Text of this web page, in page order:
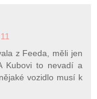
z Feeda, měli jen
Kubovi to nevadí a
vozidlo musí k